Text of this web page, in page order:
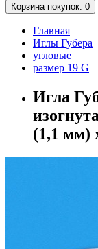
Корзинапокупок: 0
Главная
Иглы Губера
угловые
размер 19 G
Игла
(1,1 мм)